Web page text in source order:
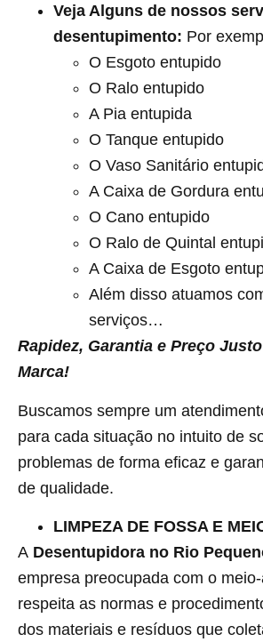
Veja Alguns de nossos
desentupimento: Por
O Esgoto entupido
O Ralo entupido
A Pia entupida
O Tanque entupido
O Vaso Sanitário
A Caixa de Gordura
O Cano entupido
O Ralo de Quintal
A Caixa de Esgoto
Além disso atuamos
serviços…
Rapidez, Garantia e Preço
Marca!
Buscamos sempre um
para cada situação no intuito de
problemas de forma eficaz e
de qualidade.
LIMPEZA DE FOSSA E
A Desentupidora no Rio
empresa preocupada com o
respeita as normas e
dos materiais e resíduos que